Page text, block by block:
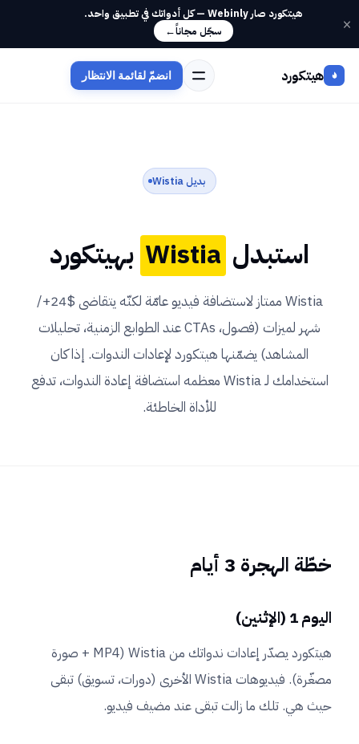
هيتكورد صار Webinly — كل أدواتك في تطبيق واحد.
سجّل مجاناً← ×
هيتكورد انضمّ لقائمة الانتظار
بديل Wistia
استبدل Wistia بهيتكورد
Wistia ممتاز لاستضافة فيديو عامّة لكنّه يتقاضى $24+/
شهر لميزات (فصول، CTAs عند الطوابع الزمنية، تحليلات
المشاهد) يضمّنها هيتكورد لإعادات الندوات. إذا كان
استخدامك لـ Wistia معظمه استضافة إعادة الندوات، تدفع
للأداة الخاطئة.
خطّة الهجرة 3 أيام
اليوم 1 (الإثنين)
هيتكورد يصدّر إعادات ندواتك من Wistia (MP4 + صورة
مصغّرة). فيديوهات Wistia الأخرى (دورات، تسويق) تبقى
حيث هي. تلك ما زالت تبقى عند مضيف فيديو.